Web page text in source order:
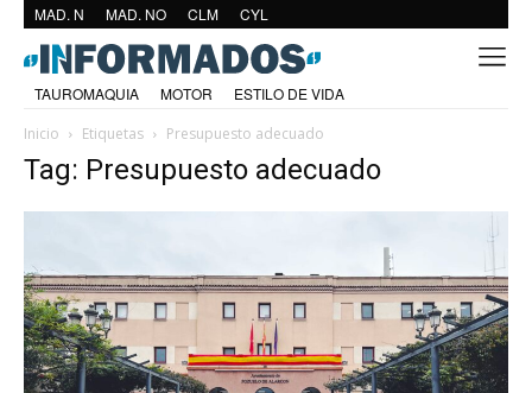
MAD. N MAD. NO CLM CYL
TAUROMAQUIA MOTOR
ESTILO DE VIDA
Inicio
Etiquetas Presupuesto adecuado
Tag: Presupuesto adecuado